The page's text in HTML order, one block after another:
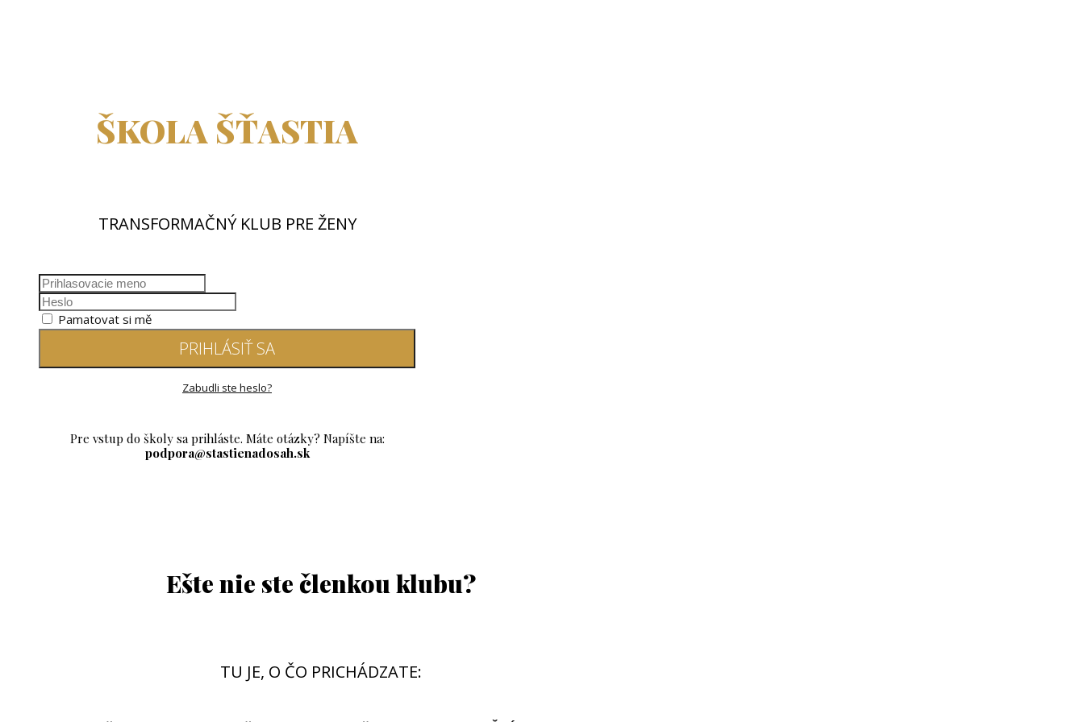
ŠKOLA ŠŤASTIA
TRANSFORMAČNÝ KLUB PRE ŽENY
Pamatovat si mě
PRIHLÁSIŤ SA
Zabudli ste heslo?
Pre vstup do školy sa prihláste. Máte otázky? Napíšte na:
podpora@stastienadosah.sk
Ešte nie ste členkou klubu?
TU JE, O ČO PRICHÁDZATE: